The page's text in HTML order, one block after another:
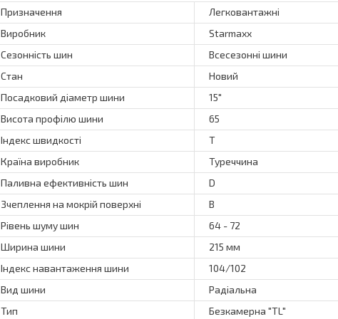
Призначення
Легковантажні
Виробник
Starmaxx
Сезонність шин
Всесезонні шини
Стан
Новий
Посадковий діаметр шини
15"
Висота профілю шини
65
Індекс швидкості
T
Країна виробник
Туреччина
Паливна ефективність шин
D
Зчеплення на мокрій поверхні
B
Рівень шуму шин
64 - 72
Ширина шини
215 мм
Індекс навантаження шини
104/102
Вид шини
Радіальна
Тип
Безкамерна "TL"